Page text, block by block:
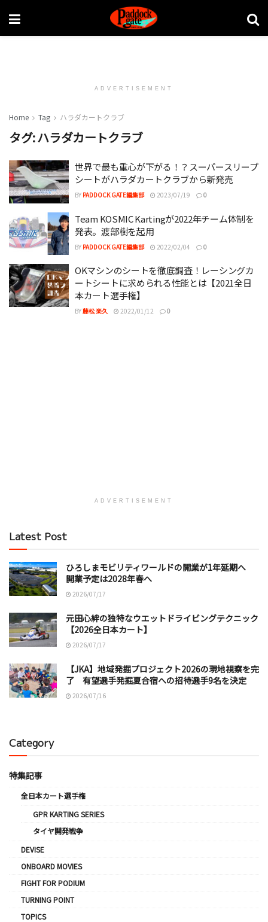
ADVERTISEMENT
Home Tag ハラダカートクラブ
タグ:ハラダカートクラブ
世界で最も重心が下がる！？スーパースリープ
シートがハラダカートクラブから新発売
BY PADDOCK GATE編集部 2023/07/19 0
Team KOSMIC Kartingが2022年チーム体制を
発表。渡部樹を起用
BY PADDOCK GATE編集部 2022/02/04 0
OKマシンのシートを徹底調査！レーシングカ
ートシートに求められる性能とは【2021全日
本カート選手権】
BY藤松 楽久 2022/01/12 0
ADVERTISEMENT
Latest Post
ひろしまモビリティワールドの開業が1年延期へ
開業予定は2028年春へ
2026/07/17
元田心絆の独特なウエットドライビングテクニック
【2026全日本カート】
2026/07/17
【JKA】地域発掘プロジェクト2026の現地視察を完
了 有望選手発掘夏合宿への招待選手9名を決定
2026/07/16
Category
特集記事
全日本カート選手権
GPR KARTING SERIES
タイヤ開発戦争
DEVISE
ONBOARD MOVIES
FIGHT FOR PODIUM
TURNING POINT
TOPICS